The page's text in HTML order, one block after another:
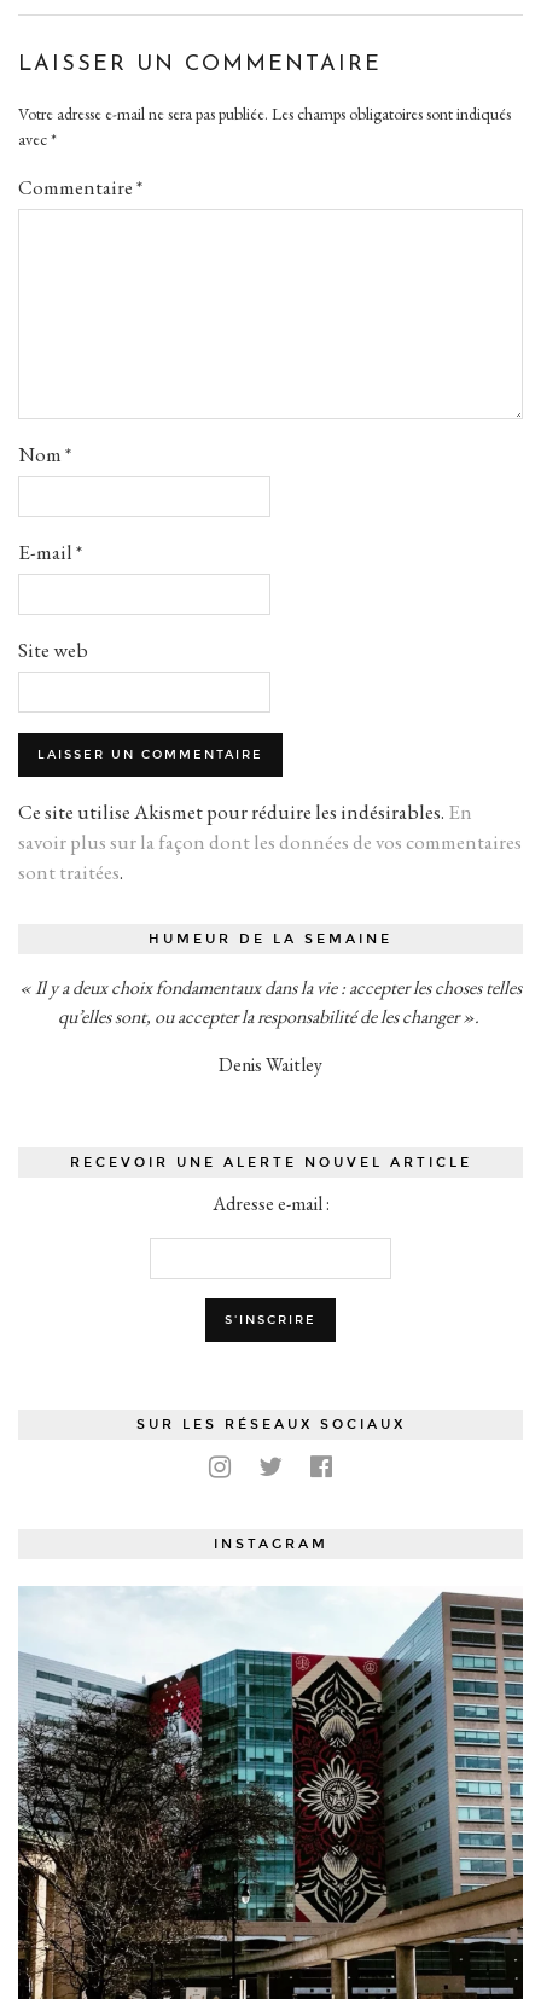
LAISSER UN COMMENTAIRE
Votre adresse e-mail ne sera pas publiée. Les champs obligatoires sont indiqués
avec*
Commentaire*
Nom*
E-mail*
Site web
Ce site utilise Akismet pour réduire les indésirables. En
savoir plus sur la façon dont les données de vos commentaires
sont traitées.
HUMEUR DE LA SEMAINE
« Il y a deux choix fondamentaux dans la vie : accepter les choses telles
qu’elles sont, ou accepter la responsabilité de les changer ».
Denis Waitley
RECEVOIR UNE ALERTE NOUVEL ARTICLE
Adresse e-mail :
SUR LES RÉSEAUX SOCIAUX
INSTAGRAM